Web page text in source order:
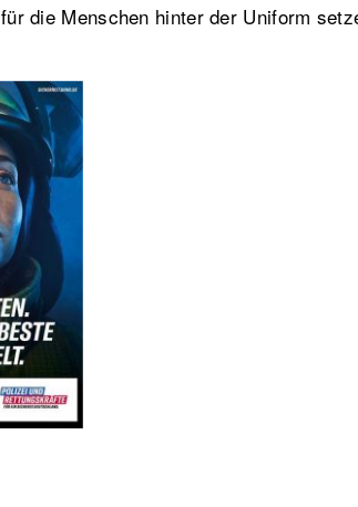
für die Menschen hinter der Uniform